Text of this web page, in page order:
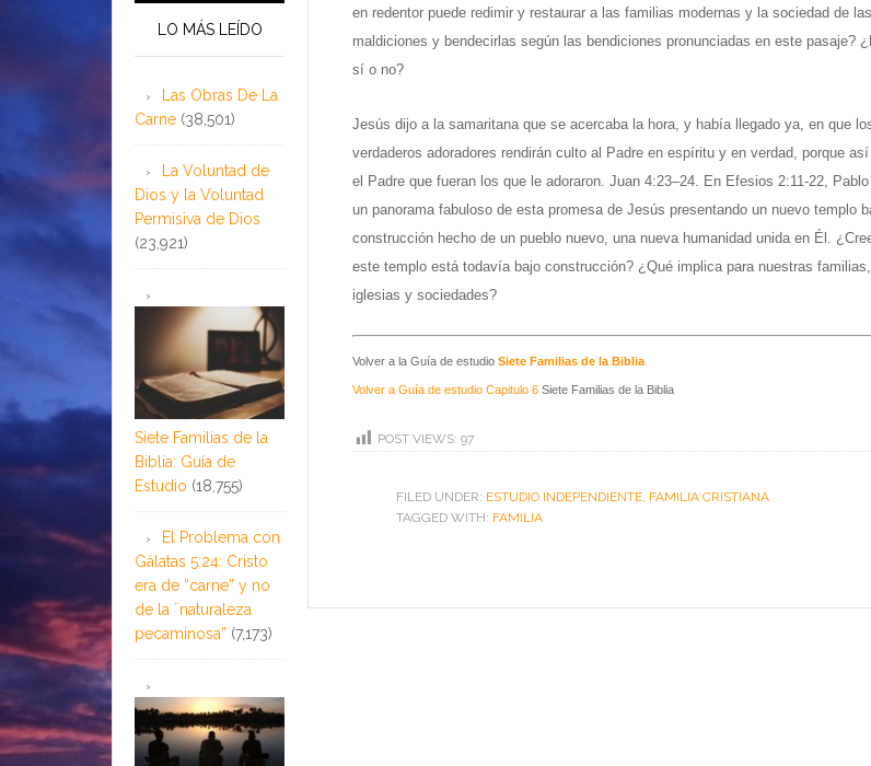
en redentor puede redimir y restaurar a las familias modernas y la sociedad de las
maldiciones y bendecirlas según las bendiciones pronunciadas en este pasaje?
sí o no?
Jesús dijo a la samaritana que se acercaba la hora, y había llegado ya, en que
verdaderos adoradores rendirán culto al Padre en espíritu y en verdad, porque
el Padre que fueran los que le adoraron. Juan 4:23–24. En Efesios 2:11-22,
un panorama fabuloso de esta promesa de Jesús presentando un nuevo templo
construcción hecho de un pueblo nuevo, una nueva humanidad unida en Él.
este templo está todavía bajo construcción? ¿Qué implica para nuestras familias,
iglesias y sociedades?
Volver a la Guía de estudio Siete Familias de la Biblia
Volver a Guía de estudio Capitulo 6 Siete Familias de la Biblia
POST VIEWS: 97
FILED UNDER: ESTUDIO INDEPENDIENTE, FAMILIA CRISTIANA
TAGGED WITH: FAMILIA
LO MÁS LEÍDO
Las Obras De La
Carne (38,501)
La Voluntad de
Dios y la Voluntad
Permisiva de Dios
(23,921)
Siete Familias de la
Biblia: Guía de
Estudio (18,755)
El Problema con
Gálatas 5:24: Cristo
era de “carne” y no
de la ¨naturaleza
pecaminosa” (7,173)